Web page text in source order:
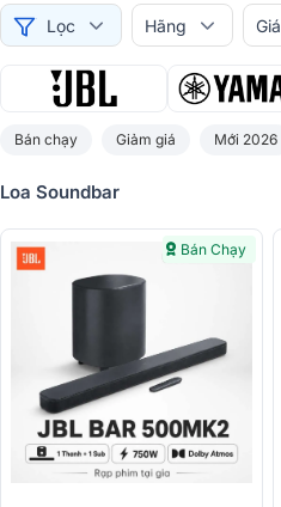
Lọc Hãng Giá
Bán chạy Giảm giá Mới 2026
Loa Soundbar
Bán Chạy